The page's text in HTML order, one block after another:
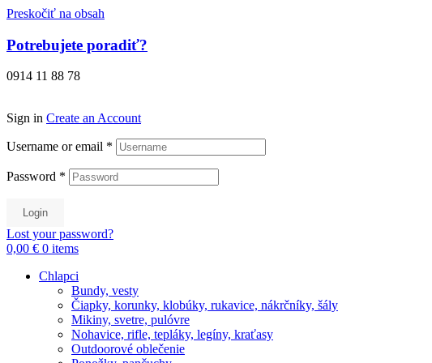
Preskočiť na obsah
Potrebujete poradiť?
0914 11 88 78
Sign in Create an Account
Username or email *
Password *
Login
Lost your password?
0,00 € 0 items
Chlapci
Bundy, vesty
Čiapky, korunky, klobúky, rukavice, nákrčníky, šály
Mikiny, svetre, pulóvre
Nohavice, rifle, tepláky, legíny, kraťasy
Outdoorové oblečenie